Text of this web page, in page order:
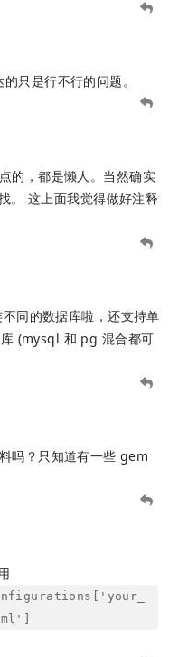
只是行不行的问题。
的，都是懒人。当然确实
。 这上面我觉得做好注释
同的数据库啦，还支持单
(mysql 和 pg 混合都可
吗？只知道有一些 gem